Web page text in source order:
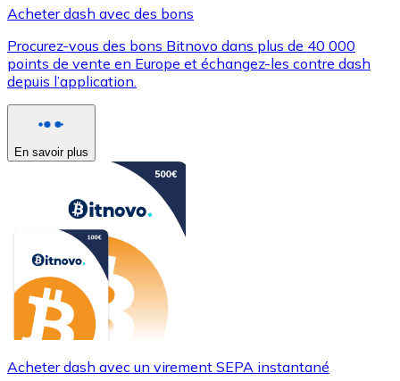
Acheter dash avec des bons
Procurez-vous des bons Bitnovo dans plus de 40 000
points de vente en Europe et échangez-les contre dash
depuis l’application.
En savoir plus
Acheter dash avec un virement SEPA instantané